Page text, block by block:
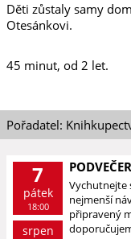
Děti zůstaly samy
Otesánkovi.
45 minut, od 2 let.
Pořadatel:
7
pátek
18:00
srpen
Vychutnejte
nejmenší
připravený